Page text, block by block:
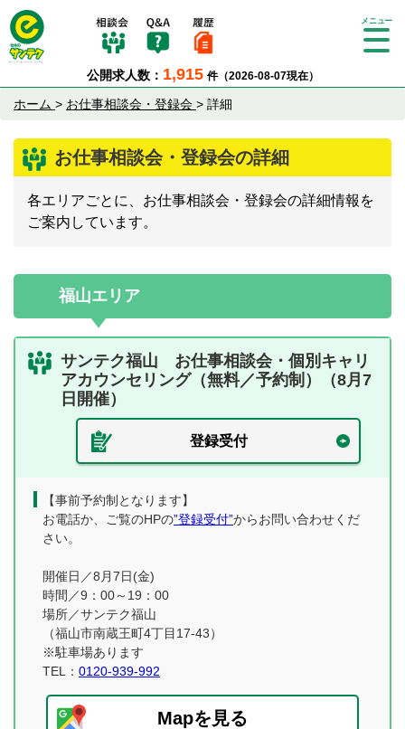
公開求人数： 1,915 件（2026-08-07現在）
Tog
ホーム > お仕事相談会・登録会 > 詳細
お仕事相談会・登録会の詳細
各エリアごとに、お仕事相談会・登録会の詳細情報を
ご案内しています。
福山エリア
サンテク福山 お仕事相談会・個別キャリ
アカウンセリング（無料／予約制）（8月7
日開催）
登録受付
【事前予約制となります】
お電話か、ご覧のHPの”登録受付”からお問い合わせくだ
さい。
開催日／8月7日(金)
時間／9：00～19：00
場所／サンテク福山
（福山市南蔵王町4丁目17-43）
※駐車場あります
TEL： 0120-939-992
Mapを見る